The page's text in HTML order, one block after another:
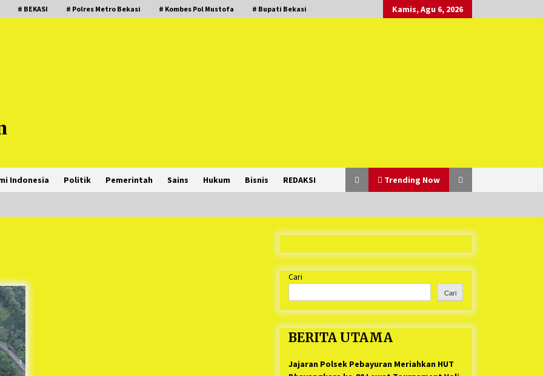
# BEKASI # Polres Metro Bekasi # Kombes Pol Mustofa # Bupati Bekasi Kamis, Agu 6, 2026
Indonesia Politik Pemerintah Sains Hukum Bisnis REDAKSI Trending Now
Tak Dapat Fasilitas yang Sesuai,
Para Peserta Retret Aparatur Desa
Sebelum Waktunya
1 tahun ago
Indonesia Gilang Bayu Nugraha,
S.H, Ucapkan Terimakasih Atas
Support Camat Kedungwaringin
Memberikan Logistik Ke Posko
1 tahun ago
Jelang Ramadhan, Kecamatan
Cikarang Pusat Gelar STQ ke-VII
Cari
Cari
BERITA UTAMA
Jajaran Polsek Pebayuran Meriahkan HUT